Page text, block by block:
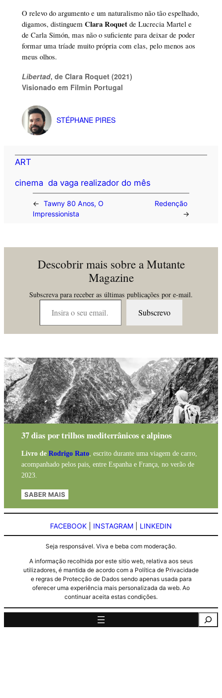
O relevo do argumento e um naturalismo não tão espelhado,
digamos, distinguem Clara Roquetde Lucrecia Martel e
de Carla Simón, mas não o suficiente para deixar de poder
formar uma tríade muito própria com elas, pelo menos aos
meus olhos.
Libertad, de Clara Roquet (2021)
Visionado em Filmin Portugal
STÉPHANE PIRES
ART
cinema da vaga realizador do mês
←
Tawny 80 Anos, O
Impressionista
Redenção
→
Descobrir mais sobre a Mutante
Magazine
Subscreva para receber as últimas publicações por e-mail.
Insira o seu email…
Subscrevo
37 dias por trilhos mediterrânicos e alpinos
Livro de Rodrigo Rato, escrito durante uma viagem de carro,
acompanhado pelos pais, entre Espanha e França, no verão de
2023.
SABER MAIS
FACEBOOK INSTAGRAM LINKEDIN
Seja responsável. Viva e beba com moderação.
A informação recolhida por este sitio web, relativa aos seus
utilizadores, é mantida de acordo com a Política de Privacidade
e regras de Protecção de Dados sendo apenas usada para
oferecer uma experiência mais personalizada da web. Ao
continuar aceita estas condições.